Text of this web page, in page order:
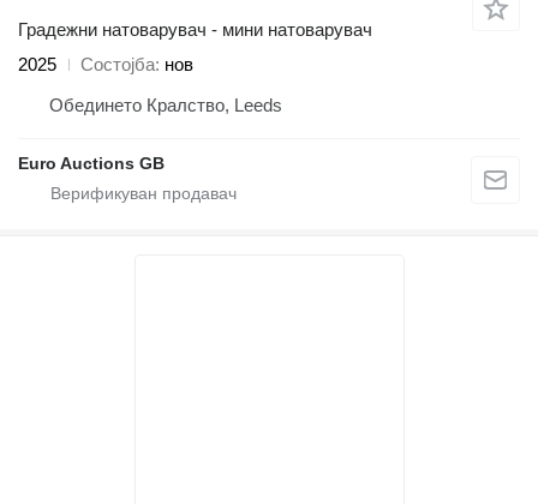
Градежни натоварувач - мини натоварувач
2025
Состојба нов
Обединето Кралство, Leeds
Euro Auctions GB